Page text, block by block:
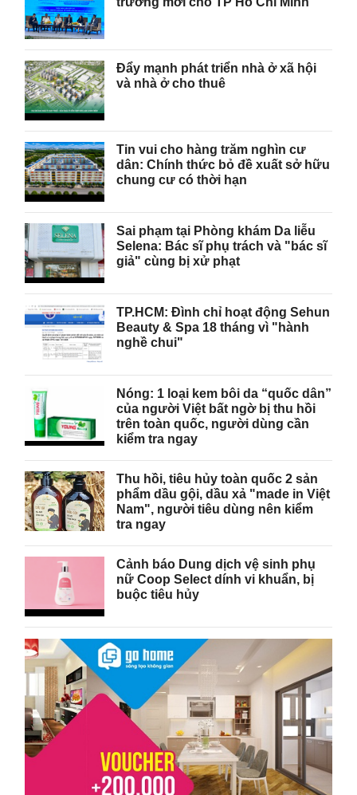
Đẩy mạnh phát triển nhà ở xã hội
và nhà ở cho thuê
Tin vui cho hàng trăm nghìn cư
dân: Chính thức bỏ đề xuất sở hữu
chung cư có thời hạn
Sai phạm tại Phòng khám Da liễu
Selena: Bác sĩ phụ trách và "bác sĩ
giả" cùng bị xử phạt
TP.HCM: Đình chỉ hoạt động Sehun
Beauty & Spa 18 tháng vì "hành
nghề chui"
Nóng: 1 loại kem bôi da “quốc dân”
của người Việt bất ngờ bị thu hồi
trên toàn quốc, người dùng cần
kiểm tra ngay
Thu hồi, tiêu hủy toàn quốc 2 sản
phẩm dầu gội, dầu xả "made in Việt
Nam", người tiêu dùng nên kiểm
tra ngay
Cảnh báo Dung dịch vệ sinh phụ
nữ Coop Select dính vi khuẩn, bị
buộc tiêu hủy